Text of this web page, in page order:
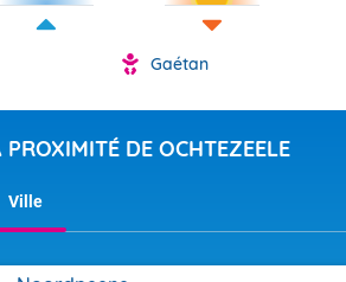
Pour la
Tendance
Gaétan
PROXIMITÉ DE OCHTEZEELE
Ville
Clermont-
Lille : 18/26
Cet après-
Calme,
territoire.
mistral